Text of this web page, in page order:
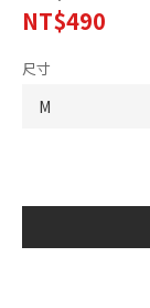
NT$490
尺寸